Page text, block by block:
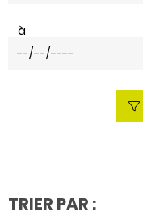
à
TRIER PAR :